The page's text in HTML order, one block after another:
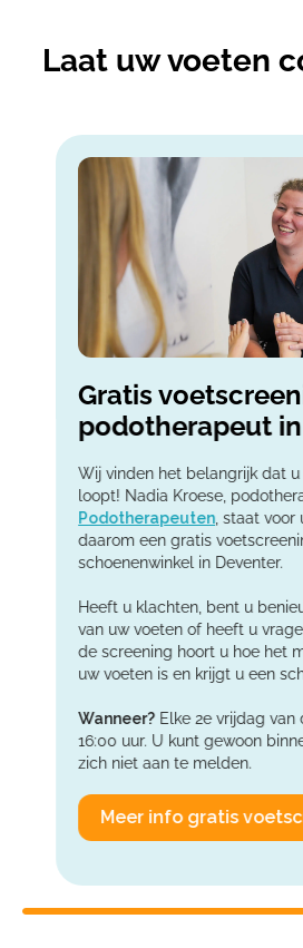
Laat uw voeten
Gratis
podotherapeut
Wij vinden het belangrijk dat
loopt! Nadia Kroese,
Podotherapeuten, staat voor
daarom een gratis
schoenenwinkel in Deventer.
Heeft u klachten, bent u
van uw voeten of heeft u
de screening hoort u hoe het
uw voeten is en krijgt u een
Wanneer? Elke 2e vrijdag
16:00 uur. U kunt gewoon
zich niet aan te melden.
Meer info gratis